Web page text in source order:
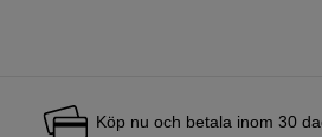
Köp nu och betala inom 30